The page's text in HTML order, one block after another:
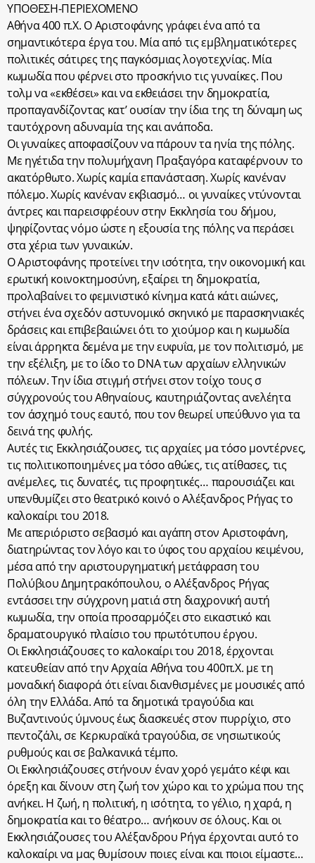
ΥΠΟΘΕΣΗ-ΠΕΡΙΕΧΟΜΕΝΟ
Αθήνα 400 π.Χ. Ο Αριστοφάνης γράφει ένα από τα
σημαντικότερα έργα του. Μία από τις εμβληματικότερες
πολιτικές σάτιρες της παγκόσμιας λογοτεχνίας. Μία
κωμωδία που φέρνει στο προσκήνιο τις γυναίκες. Που
τολμ να «εκθέσει» και να εκθειάσει την δημοκρατία,
προπαγανδίζοντας κατ’ ουσίαν την ίδια της τη δύναμη ως
ταυτόχρονη αδυναμία της και ανάποδα.
Οι γυναίκες αποφασίζουν να πάρουν τα ηνία της πόλης.
Με ηγέτιδα την πολυμήχανη Πραξαγόρα καταφέρνουν το
ακατόρθωτο. Χωρίς καμία επανάσταση. Χωρίς κανέναν
πόλεμο. Χωρίς κανέναν εκβιασμό… οι γυναίκες ντύνονται
άντρες και παρεισφρέουν στην Εκκλησία του δήμου,
ψηφίζοντας νόμο ώστε η εξουσία της πόλης να περάσει
στα χέρια των γυναικών.
Ο Αριστοφάνης προτείνει την ισότητα, την οικονομική και
ερωτική κοινοκτημοσύνη, εξαίρει τη δημοκρατία,
προλαβαίνει το φεμινιστικό κίνημα κατά κάτι αιώνες,
στήνει ένα σχεδόν αστυνομικό σκηνικό με παρασκηνιακές
δράσεις και επιβεβαιώνει ότι το χιούμορ και η κωμωδία
είναι άρρηκτα δεμένα με την ευφυΐα, με τον πολιτισμό, με
την εξέλιξη, με το ίδιο το DNA των αρχαίων ελληνικών
πόλεων. Την ίδια στιγμή στήνει στον τοίχο τους σ
σύγχρονούς του Αθηναίους, καυτηριάζοντας ανελέητα
τον άσχημό τους εαυτό, που τον θεωρεί υπεύθυνο για τα
δεινά της φυλής.
Αυτές τις Εκκλησιάζουσες, τις αρχαίες μα τόσο μοντέρνες,
τις πολιτικοποιημένες μα τόσο αθώες, τις ατίθασες, τις
ανέμελες, τις δυνατές, τις προφητικές… παρουσιάζει και
υπενθυμίζει στο θεατρικό κοινό ο Αλέξανδρος Ρήγας το
καλοκαίρι του 2018.
Με απεριόριστο σεβασμό και αγάπη στον Αριστοφάνη,
διατηρώντας τον λόγο και το ύφος του αρχαίου κειμένου,
μέσα από την αριστουργηματική μετάφραση του
Πολύβιου Δημητρακόπουλου, ο Αλέξανδρος Ρήγας
εντάσσει την σύγχρονη ματιά στη διαχρονική αυτή
κωμωδία, την οποία προσαρμόζει στο εικαστικό και
δραματουργικό πλαίσιο του πρωτότυπου έργου.
Οι Εκκλησιάζουσες το καλοκαίρι του 2018, έρχονται
κατευθείαν από την Αρχαία Αθήνα του 400π.Χ. με τη
μοναδική διαφορά ότι είναι διανθισμένες με μουσικές από
όλη την Ελλάδα. Από τα δημοτικά τραγούδια και
Βυζαντινούς ύμνους έως διασκευές στον πυρρίχιο, στο
πεντοζάλι, σε Κερκυραϊκά τραγούδια, σε νησιωτικούς
ρυθμούς και σε βαλκανικά τέμπο.
Οι Εκκλησιάζουσες στήνουν έναν χορό γεμάτο κέφι και
όρεξη και δίνουν στη ζωή τον χώρο και το χρώμα που της
ανήκει. Η ζωή, η πολιτική, η ισότητα, το γέλιο, η χαρά, η
δημοκρατία και το θέατρο… ανήκουν σε όλους. Και οι
Εκκλησιάζουσες του Αλέξανδρου Ρήγα έρχονται αυτό το
καλοκαίρι να μας θυμίσουν ποιες είναι και ποιοι είμαστε…